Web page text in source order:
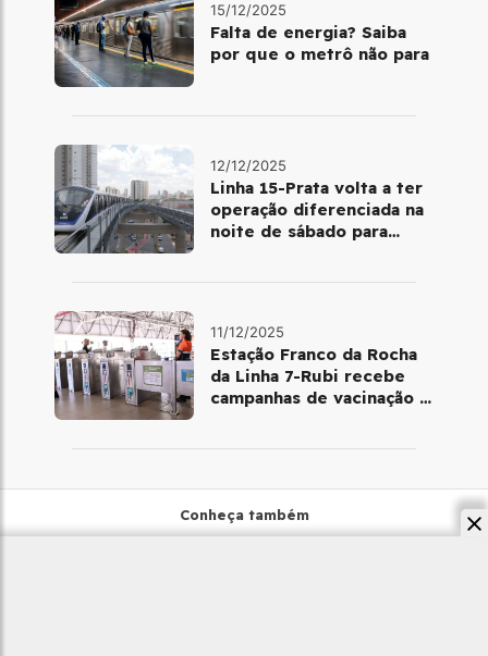
15/12/2025
Falta de energia? Saiba
por que o metrô não para
12/12/2025
Linha 15-Prata volta a ter
operação diferenciada na
noite de sábado para
11/12/2025
Estação Franco da Rocha
da Linha 7-Rubi recebe
campanhas de vacinação e
Conheça também